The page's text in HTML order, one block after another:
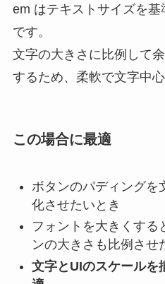
em はテキストサイズを
です。
文字の大きさに比例して
するため、柔軟で文字中
この場合に最適
ボタンのパディングを
化させたいとき
フォントを大きくする
ンの大きさも比例させ
文字とUIのスケールを